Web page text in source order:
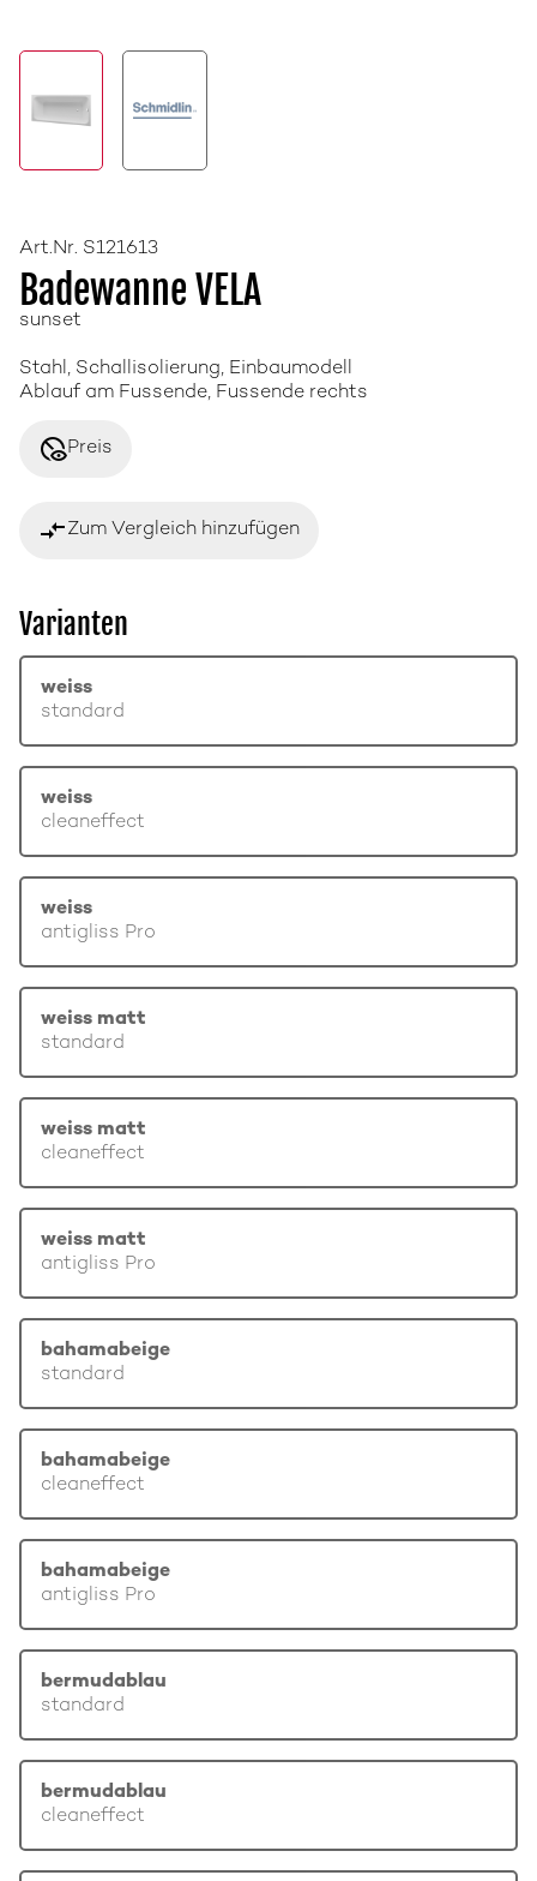
Art.Nr. S121613
Badewanne VELA
sunset
Stahl, Schallisolierung, Einbaumodell
Ablauf am Fussende, Fussende rechts
disabled_visiblePreis
compare_arrowsZum Vergleich hinzufügen
Varianten
weiss
standard
weiss
cleaneffect
weiss
antigliss Pro
weiss matt
standard
weiss matt
cleaneffect
weiss matt
antigliss Pro
bahamabeige
standard
bahamabeige
cleaneffect
bahamabeige
antigliss Pro
bermudablau
standard
bermudablau
cleaneffect